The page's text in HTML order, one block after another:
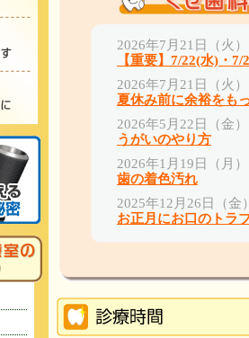
2026年7月21日（火）
【重要】7/22(水)・
2026年7月21日（火）
夏休み前に余裕をも
2026年5月22日（金）
うがいのやり⽅
2026年1月19日（月）
歯の着色汚れ
2025年12月26日（金
お正月にお口のトラ